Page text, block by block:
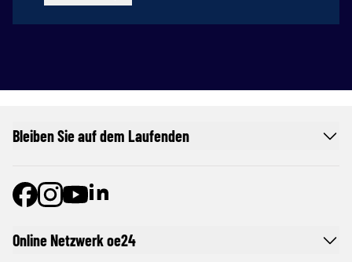
Online Netzwerk oe24
Bleiben Sie auf dem Laufenden